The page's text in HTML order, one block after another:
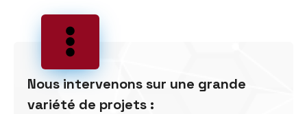
Nous intervenons sur une grande
variété de projets :